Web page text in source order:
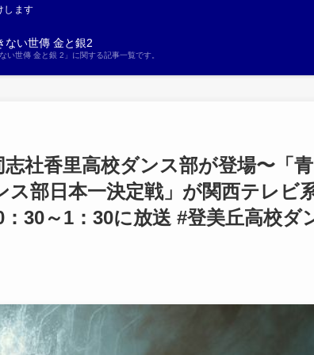
します
ない世傳 金と銀2
い世傳 金と銀 2」に関する記事一覧です。
社香里高校ダンス部が登場〜「青
部日本一決定戦」が関西テレビ
30～1：30に放送 #登美丘高校ダ